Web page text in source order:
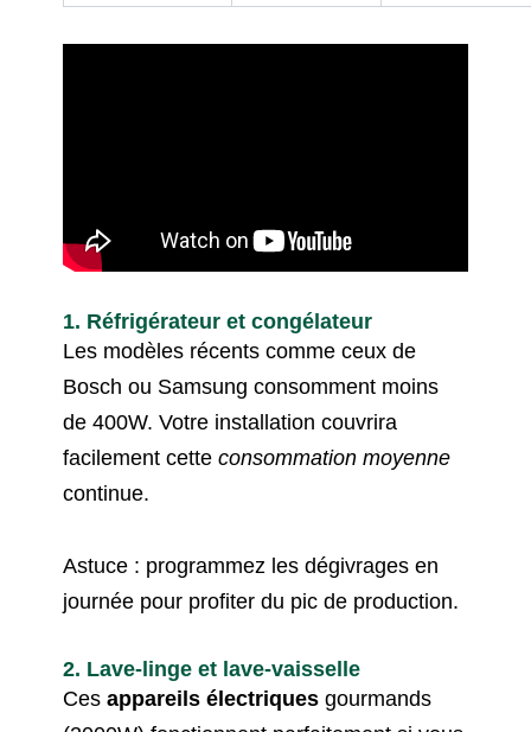
1. Réfrigérateur et congélateur
Les modèles récents comme ceux de
Bosch ou Samsung consomment moins
de 400W. Votre installation couvrira
facilement cetteconsommation moyenne
continue.
Astuce : programmez les dégivrages en
journée pour profiter du pic de production.
2. Lave-linge et lave-vaisselle
Cesappareils électriques gourmands